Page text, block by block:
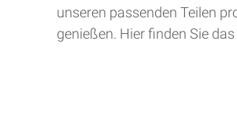
unseren passenden Teilen
genießen. Hier finden Sie